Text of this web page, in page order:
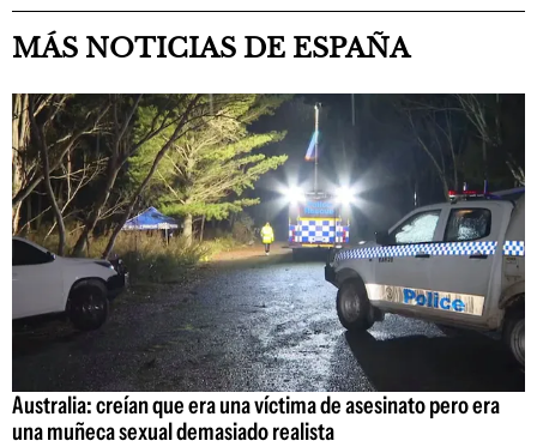
MÁS NOTICIAS DE ESPAÑA
Australia: creían que era una víctima de asesinato pero era
una muñeca sexual demasiado realista